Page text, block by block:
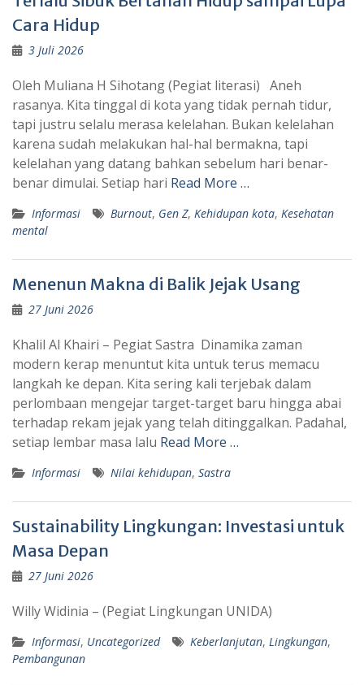
Cara Hidup
3 Juli 2026
Oleh Muliana H Sihotang (Pegiat literasi) Aneh
rasanya. Kita tinggal di kota yang tidak pernah tidur,
tapi justru selalu merasa kelelahan. Bukan kelelahan
karena sudah melakukan hal-hal bermakna, tapi
kelelahan yang datang bahkan sebelum hari benar-
benar dimulai. Setiap hari Read More …
Informasi Burnout, Gen Z, Kehidupan kota, Kesehatan
mental
Menenun Makna di Balik Jejak Usang
27 Juni 2026
Khalil Al Khairi – Pegiat Sastra Dinamika zaman
modern kerap menuntut kita untuk terus memacu
langkah ke depan. Kita sering kali terjebak dalam
perlombaan mengejar target-target baru hingga abai
terhadap rekam jejak yang telah ditinggalkan. Padahal,
setiap lembar masa lalu Read More …
Informasi Nilai kehidupan, Sastra
Sustainability Lingkungan: Investasi untuk
Masa Depan
27 Juni 2026
Willy Widinia – (Pegiat Lingkungan UNIDA)
Informasi, Uncategorized Keberlanjutan, Lingkungan,
Pembangunan